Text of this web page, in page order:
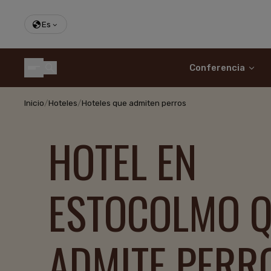
Es
Conferencia
Inicio/Hoteles/Hoteles que admiten perros
HOTEL EN
ESTOCOLMO